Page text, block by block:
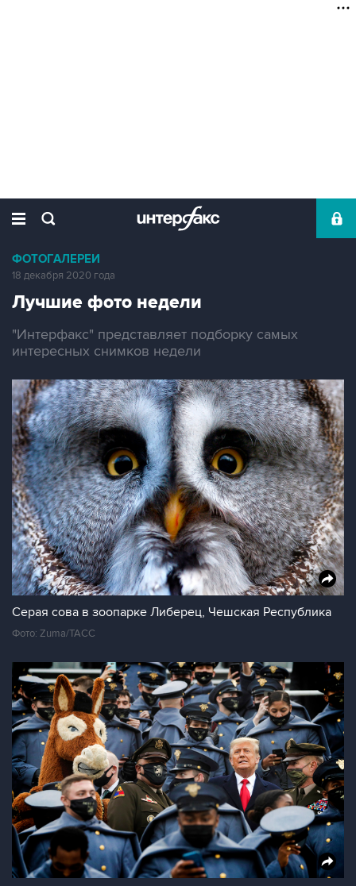
ФОТОГАЛЕРЕИ
18 декабря 2020 года
Лучшие фото недели
"Интерфакс" представляет подборку самых
интересных снимков недели
Серая сова в зоопарке Либерец, Чешская Республика
Фото: Zuma/ТАСС